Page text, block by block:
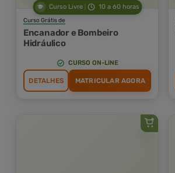
Curso Livre 10 a 60 horas
Curso Grátis de
Encanador e Bombeiro
Hidráulico
CURSO ON-LINE
DETALHES MATRICULAR AGORA